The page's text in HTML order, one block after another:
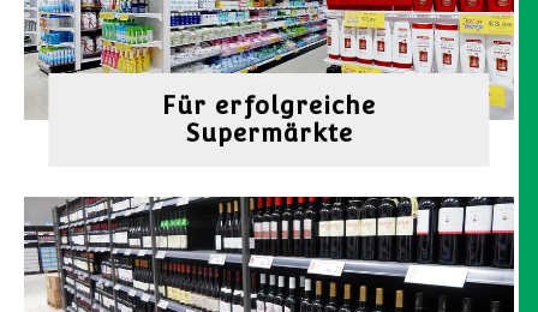
Für erfolgreiche
Supermärkte